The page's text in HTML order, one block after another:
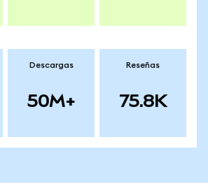
Descargas
50M+
Reseñas
75.8K